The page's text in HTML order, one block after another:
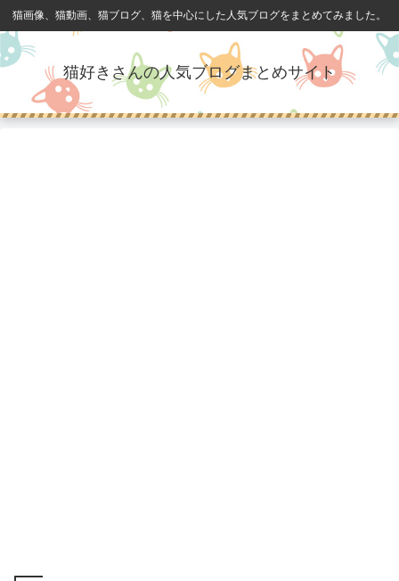
猫画像、猫動画、猫ブログ、猫を中心にした人気ブログをまとめてみました。
猫好きさんの人気ブログまとめサイト